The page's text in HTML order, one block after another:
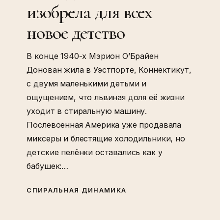
детство
изобрела для всех
новое детство
В конце 1940-х Мэрион О’Брайен
Донован жила в Уэстпорте, Коннектикут,
с двумя маленькими детьми и
ощущением, что львиная доля её жизни
уходит в стиральную машину.
Послевоенная Америка уже продавала
миксеры и блестящие холодильники, но
детские пелёнки оставались как у
бабушек:…
СПИРАЛЬНАЯ ДИНАМИКА